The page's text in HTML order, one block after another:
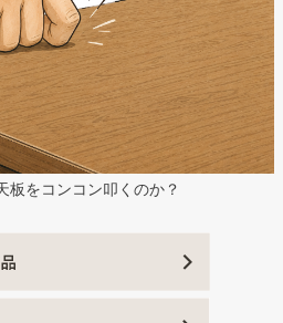
板をコンコン叩くのか？